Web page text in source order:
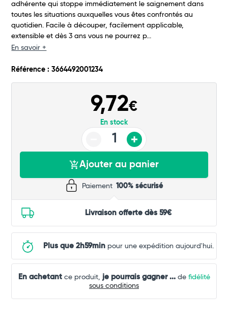
Total
Commander
adhérente qui stoppe immédiatement le saignement dans
toutes les situations auxquelles vous êtes confrontés au
quotidien. Facile à découper, facilement applicable,
extensible et dès 3 ans vous ne pourrez p...
En savoir +
Référence : 3664492001234
9,72€
En stock
Ajouter au panier
Paiement 100% sécurisé
Livraison offerte dès 59€
Plus que 2h59minpour une expédition aujourd'hui.
En achetantce produit, je pourrais gagner ...de fidélité
sous conditions